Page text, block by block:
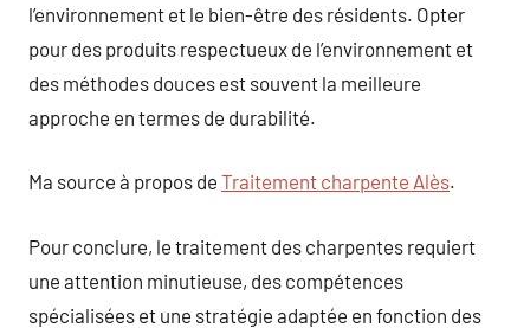
l’environnement et le bien-être des résidents. Opter
pour des produits respectueux de l’environnement et
des méthodes douces est souvent la meilleure
approche en termes de durabilité.
Ma source à propos de Traitement charpente Alès.
Pour conclure, le traitement des charpentes requiert
une attention minutieuse, des compétences
spécialisées et une stratégie adaptée en fonction des